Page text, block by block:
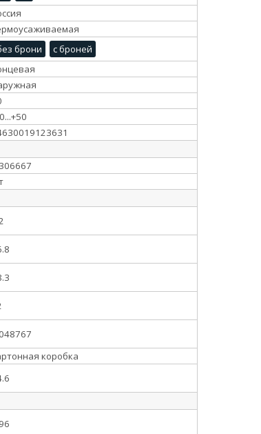
брони
с броней
коробка